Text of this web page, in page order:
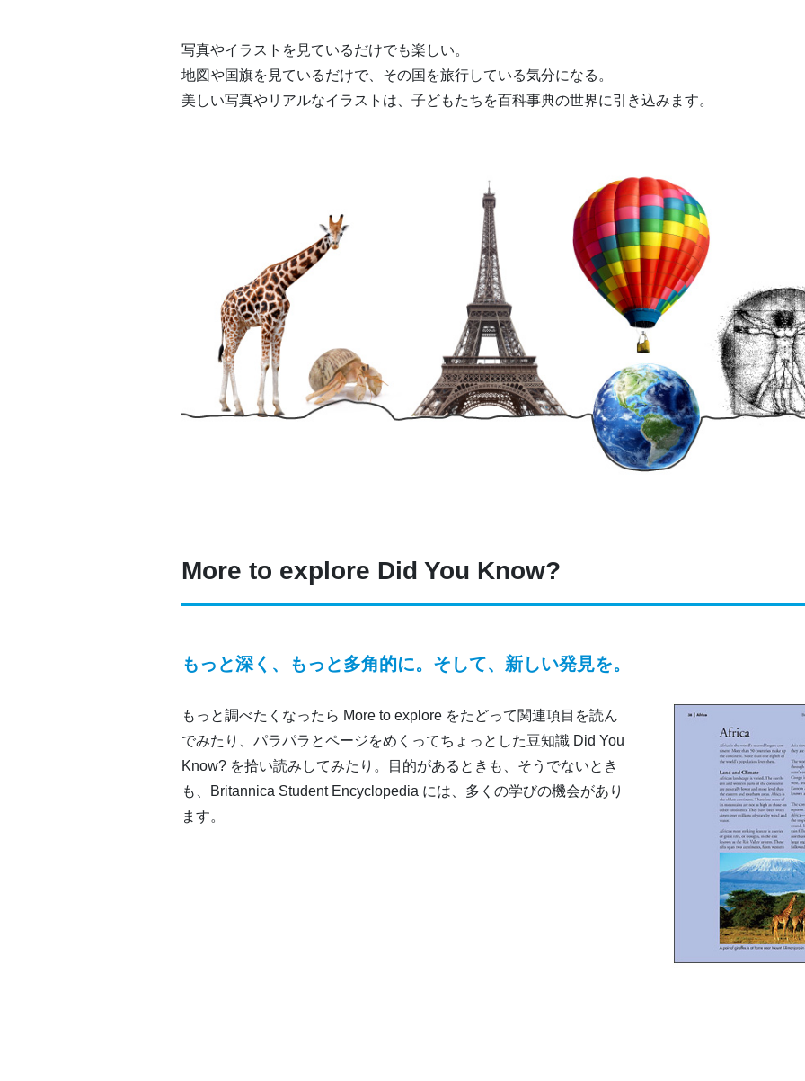
写真やイラストを見ているだけでも楽しい。
地図や国旗を見ているだけで、その国を旅行している気分になる。
美しい写真やリアルなイラストは、子どもたちを百科事典の世界に引き込みます。
More to explore Did You Know?
もっと深く、もっと多角的に。そして、新しい発見を。
もっと調べたくなったら More to explore をたどって関連項目を読ん
でみたり、パラパラとページをめくってちょっとした豆知識 Did You
Know? を拾い読みしてみたり。目的があるときも、そうでないとき
も、Britannica Student Encyclopedia には、多くの学びの機会があり
ます。